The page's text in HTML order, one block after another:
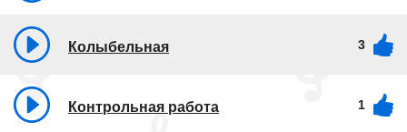
Колыбельная 3
Контрольная работа 1